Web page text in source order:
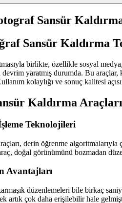
Sansür
Sansür Kaldırma
birlikte, özellikle sosyal
yaratmış durumda. Bu
kolaylığı ve sonuç kalitesi
Kaldırma
Teknolojileri
derin öğrenme
doğal görünümünü bozmadan
Avantajları
düzenlemeleri bile birkaç
artık çok daha erişilebilir hale